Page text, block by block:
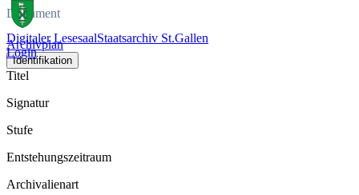
Digitaler LesesaalStaatsarchiv St.Gallen
Login
Dokument
Archivplan
Identifikation
Titel
Signatur
Stufe
Entstehungszeitraum
Archivalienart